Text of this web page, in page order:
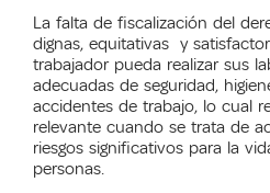
La falta de fiscalización del
dignas, equitativas y
trabajador pueda realizar sus
adecuadas de seguridad,
accidentes de trabajo, lo cual
relevante cuando se trata de
riesgos significativos para la
personas.